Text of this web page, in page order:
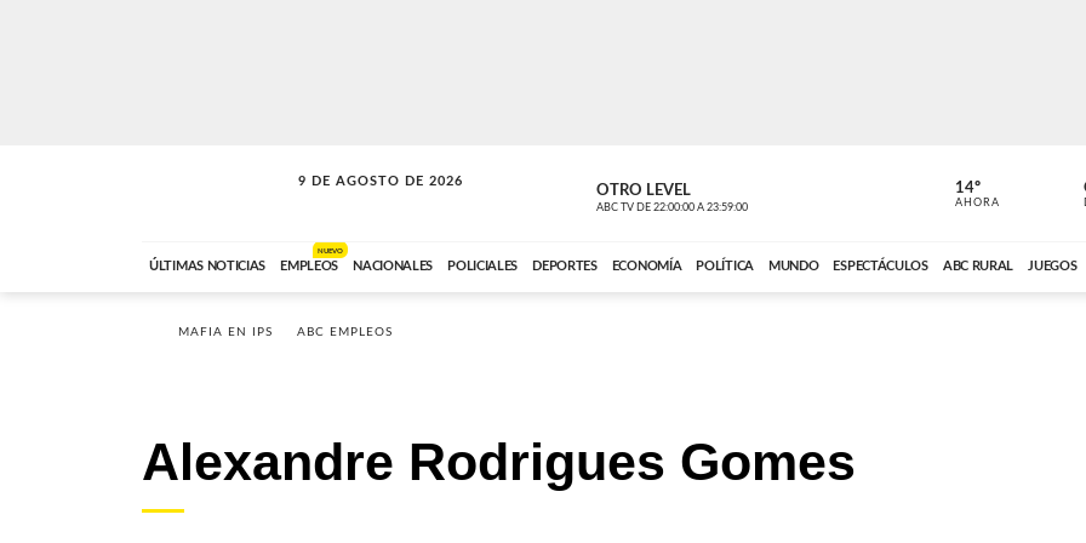
9 DE AGOSTO DE 2026
SOLO MÚSICA OTRO LEVEL
ABC TV DE 22:00:00 A 23:59:00
MÚSICA
ABC CARDINAL
14º
AHORA
ÚLTIMAS NOTICIAS EMPLEOS
NUEVO
NACIONALES POLICIALES DEPORTES ECONOMÍA POLÍTICA MUNDO ESPECTÁCULOS ABC RURAL JUEGOS
MAFIA EN IPS ABC EMPLEOS
Alexandre Rodrigues Gomes